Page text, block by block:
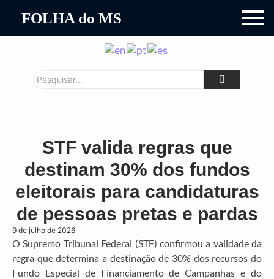
FOLHA do MS
STF valida regras que
destinam 30% dos fundos
eleitorais para candidaturas
de pessoas pretas e pardas
9 de julho de 2026
O Supremo Tribunal Federal (STF) confirmou a validade da
regra que determina a destinação de 30% dos recursos do
Fundo Especial de Financiamento de Campanhas e do